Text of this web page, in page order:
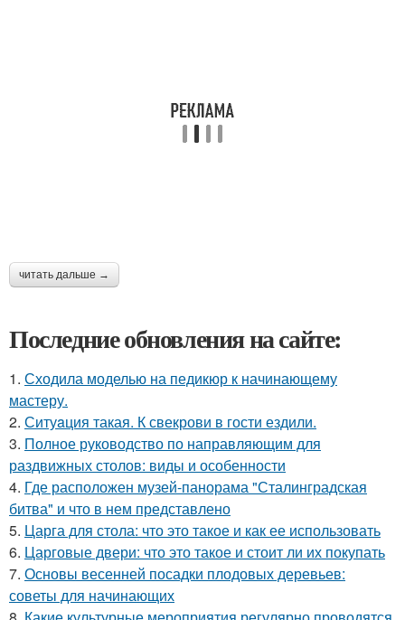
читать дальше →
Последние обновления на сайте:
1. Сходила моделью на педикюр к начинающему
мастеру.
2. Ситуaция такая. К свекрови в гости ездили.
3. Полное руководство по направляющим для
раздвижных столов: виды и особенности
4. Где расположен музей-панорама "Сталинградская
битва" и что в нем представлено
5. Царга для стола: что это такое и как ее использовать
6. Царговые двери: что это такое и стоит ли их покупать
7. Основы весенней посадки плодовых деревьев:
советы для начинающих